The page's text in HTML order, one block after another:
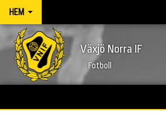
HEM
Växjö Norra IF
Fotboll